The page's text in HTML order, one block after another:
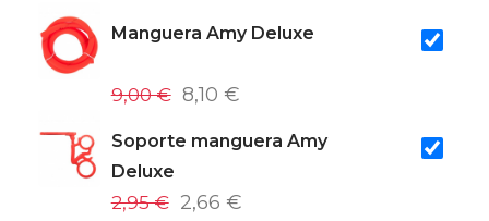
Manguera Amy Deluxe
9,00 € 8,10 €
Soporte manguera Amy
Deluxe
2,95 € 2,66 €